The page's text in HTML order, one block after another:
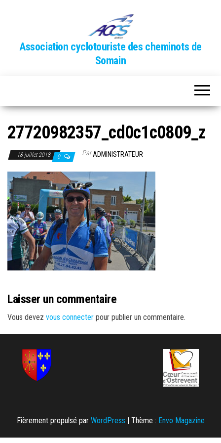
Association cyclotouriste des cheminots de
Somain
27720982357_cd0c1c0809_z
18 juillet 2018 0 ParADMINISTRATEUR
Laisser un commentaire
Vous devez vous connecter pour publier un commentaire.
Fièrement propulsé par WordPress | Thème : Envo Magazine